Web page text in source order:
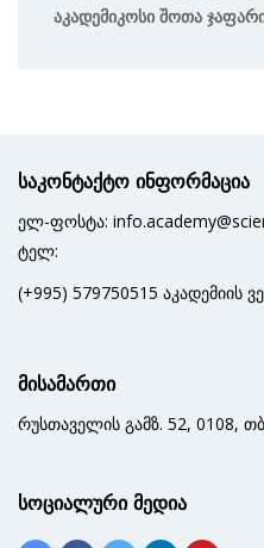
Აკადემიკოსი Შოთა
საკონტაქტო ინფორმაცია
ელ-ფოსტა:
ტელ:
(+995) 579750515 აკადემიის
მისამართი
რუსთაველის გამზ. 52, 0108,
სოციალური მედია